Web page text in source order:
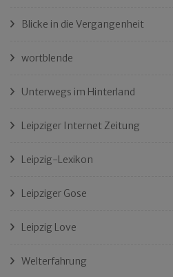
Blicke in die Vergangenheit
wortblende
Unterwegs im Hinterland
Leipziger Internet Zeitung
Leipzig-Lexikon
Leipziger Gose
Leipzig Love
Welterfahrung